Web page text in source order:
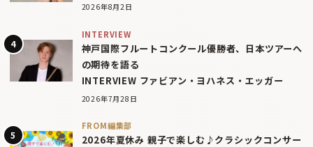
2026年8月2日
INTERVIEW
神戸国際フルートコンクール優勝者、日本ツアーへ
の期待を語る
INTERVIEW ファビアン・ヨハネス・エッガー
2026年7月28日
FROM編集部
2026年夏休み 親子で楽しむ♪クラシックコンサー